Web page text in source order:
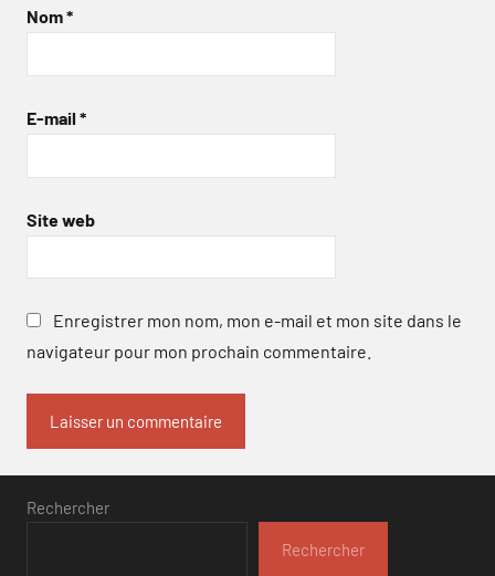
Nom*
E-mail *
Site web
Enregistrer mon nom, mon e-mail et mon site dans le
navigateur pour mon prochain commentaire.
Rechercher
Rechercher